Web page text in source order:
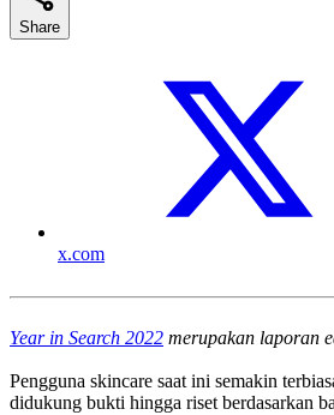
Share
x.com
Year in Search 2022 merupakan laporan
Pengguna skincare saat ini semakin
didukung bukti hingga riset berdasarkan